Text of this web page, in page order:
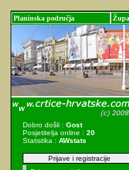
Planinska područja
Dobro došli : Gost
Posjetitelja online : 20
Statistika : AWstats
Prijave i registracije